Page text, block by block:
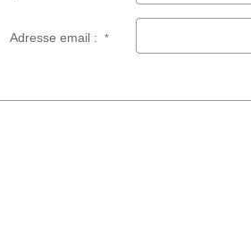
Adresse email :*